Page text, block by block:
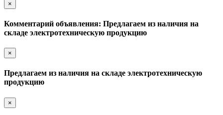
×
Комментарий объявления: Предлагаем из наличия на
складе электротехническую продукцию
×
Предлагаем из наличия на складе электротехническую
продукцию
×